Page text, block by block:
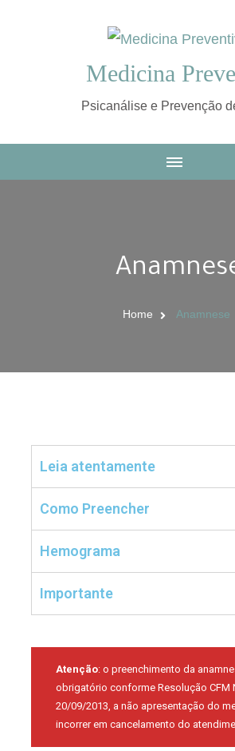
Medicina
Psicanálise e Prevenção
Home Anamnese
Leia atentamente
Como Preencher
Hemograma
Importante
Atenção: o preenchimento da
obrigatório conforme Resolução CFM
20/09/2013, a não apresentação do
incorrer em cancelamento do